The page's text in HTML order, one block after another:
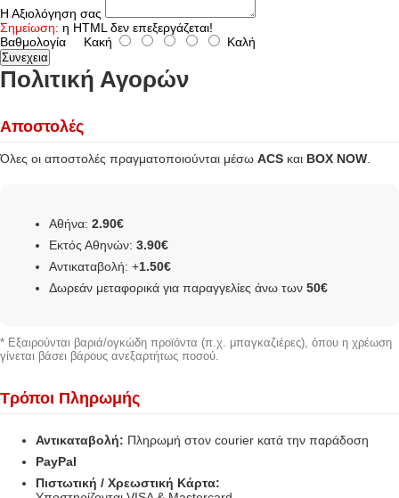
Η Αξιολόγηση σας
Σημείωση: η HTML δεν επεξεργάζεται!
Βαθμολογία Κακή Καλή
Συνεχεια
Πολιτική Αγορών
Αποστολές
Όλες οι αποστολές πραγματοποιούνται μέσω ACS και BOX NOW
Αθήνα: 2.90€
Εκτός Αθηνών: 3.90€
Αντικαταβολή: +1.50€
Δωρεάν μεταφορικά για παραγγελίες άνω των 50€
* Εξαιρούνται βαριά/ογκώδη προϊόντα (π.χ. μπαγκαζιέρες), όπου η χρέωση
γίνεται βάσει βάρους ανεξαρτήτως ποσού.
Τρόποι Πληρωμής
Αντικαταβολή: Πληρωμή στον courier κατά την παράδοση
PayPal
Πιστωτική / Χρεωστική Κάρτα: